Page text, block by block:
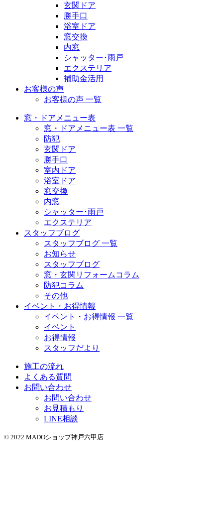
玄関ドア
勝手口
浴室ドア
窓交換
内窓
シャッター･雨戸
エクステリア
補助金活用
お客様の声
お客様の声 一覧
窓・ドアメニュー表
窓・ドアメニュー表 一覧
防犯
玄関ドア
勝手口
室内ドア
浴室ドア
窓交換
内窓
シャッター･雨戸
エクステリア
スタッフブログ
スタッフブログ 一覧
お知らせ
スタッフブログ
窓・玄関リフォームコラム
防犯コラム
その他
イベント・お得情報
イベント・お得情報 一覧
イベント
お得情報
スタッフだより
施工の流れ
よくある質問
お問い合わせ
お問い合わせ
お見積もり
LINE相談
© 2022 MADOショップ神戸六甲店